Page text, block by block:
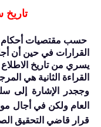
تاريخ
حسب مقتصيات
القرارات في حين أن
يسري من تاريخ
القراءة الثانية هي
وججدر الإشارة إلى
العام ولكن في أجال
قرار قاضي التحقيق